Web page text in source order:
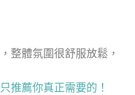
整體氛圍很舒服放鬆，
推薦你真正需要的！